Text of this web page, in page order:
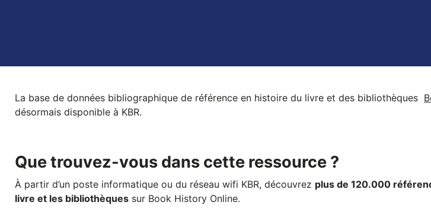
La base de données bibliographique de référence en histoire du livre et des bibliothèques
désormais disponible à KBR.
Que trouvez-vous dans cette ressource ?
À partir d’un poste informatique ou du réseau wifi KBR, découvrez plus de 120.000
livre et les bibliothèques sur Book History Online.